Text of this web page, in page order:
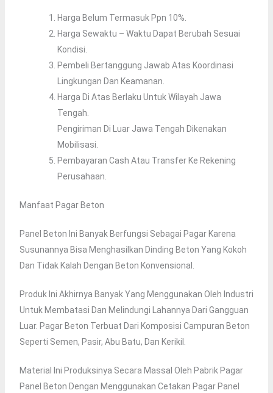
Harga Belum Termasuk Ppn 10%.
Harga Sewaktu – Waktu Dapat Berubah Sesuai
Kondisi.
Pembeli Bertanggung Jawab Atas Koordinasi
Lingkungan Dan Keamanan.
Harga Di Atas Berlaku Untuk Wilayah Jawa
Tengah.
Pengiriman Di Luar Jawa Tengah Dikenakan
Mobilisasi.
Pembayaran Cash Atau Transfer Ke Rekening
Perusahaan.
Manfaat Pagar Beton
Panel Beton Ini Banyak Berfungsi Sebagai Pagar Karena
Susunannya Bisa Menghasilkan Dinding Beton Yang Kokoh
Dan Tidak Kalah Dengan Beton Konvensional.
Produk Ini Akhirnya Banyak Yang Menggunakan Oleh Industri
Untuk Membatasi Dan Melindungi Lahannya Dari Gangguan
Luar. Pagar Beton Terbuat Dari Komposisi Campuran Beton
Seperti Semen, Pasir, Abu Batu, Dan Kerikil.
Material Ini Produksinya Secara Massal Oleh Pabrik Pagar
Panel Beton Dengan Menggunakan Cetakan Pagar Panel